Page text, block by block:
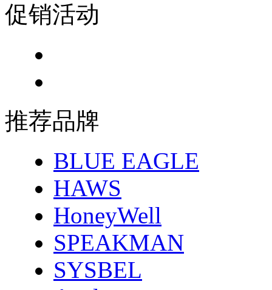
促销活动
推荐品牌
BLUE EAGLE
HAWS
HoneyWell
SPEAKMAN
SYSBEL